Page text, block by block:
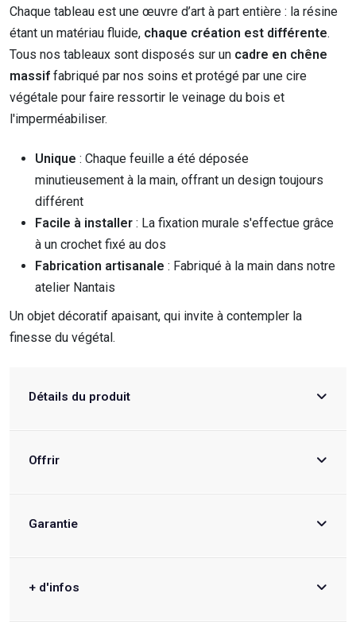
Chaque tableau est une œuvre d’art à part entière : la résine
étant un matériau fluide, chaque création est différente.
Tous nos tableaux sont disposés sur un cadre en chêne
massif fabriqué par nos soins et protégé par une cire
végétale pour faire ressortir le veinage du bois et
l'imperméabiliser.
Unique : Chaque feuille a été déposée
minutieusement à la main, offrant un design toujours
différent
Facile à installer : La fixation murale s'effectue grâce
à un crochet fixé au dos
Fabrication artisanale : Fabriqué à la main dans notre
atelier Nantais
Un objet décoratif apaisant, qui invite à contempler la
finesse du végétal.
Détails du produit
Offrir
Garantie
+ d'infos